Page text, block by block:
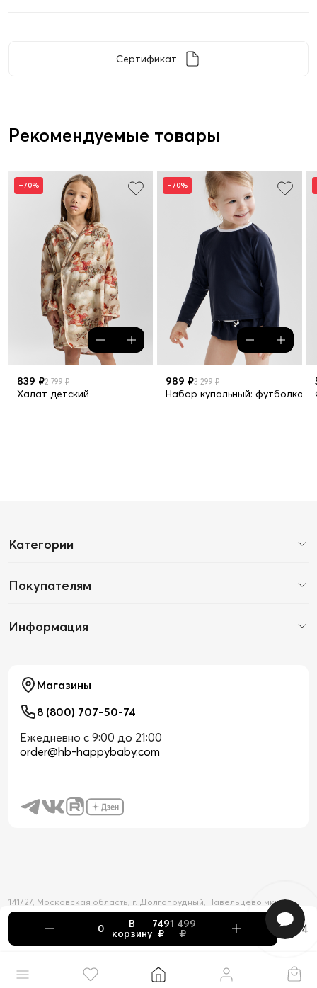
В
корзину
749
₽
1 499
₽ +4
Сертификат
Рекомендуемые товары
–70%
839 ₽2 799 ₽
Халат детский
–70%
989 ₽3 299 ₽
Набор купальный: футболка и
Товар добавлен в корзину
Категории
Покупателям
Информация
Магазины
8 (800) 707-50-74
Ежедневно с 9:00 до 21:00
order@hb-happybaby.com
141727, Московская область, г. Долгопрудный, Павельцево мкр-н,
Новое шоссе, д. 56
2026 © Официальный интернет-магазин Happy Baby